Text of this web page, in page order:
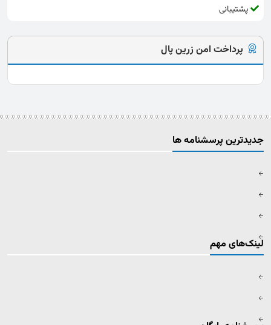
پشتیبانی
پرداخت امن زرین پال
جدیدترین پرسشنامه ها
لینک‌های مهم